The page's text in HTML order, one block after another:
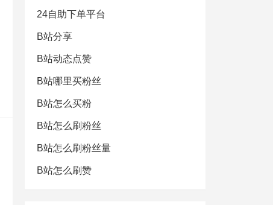
24自助下单平台
B站分享
B站动态点赞
B站哪里买粉丝
B站怎么买粉
B站怎么刷粉丝
B站怎么刷粉丝量
B站怎么刷赞